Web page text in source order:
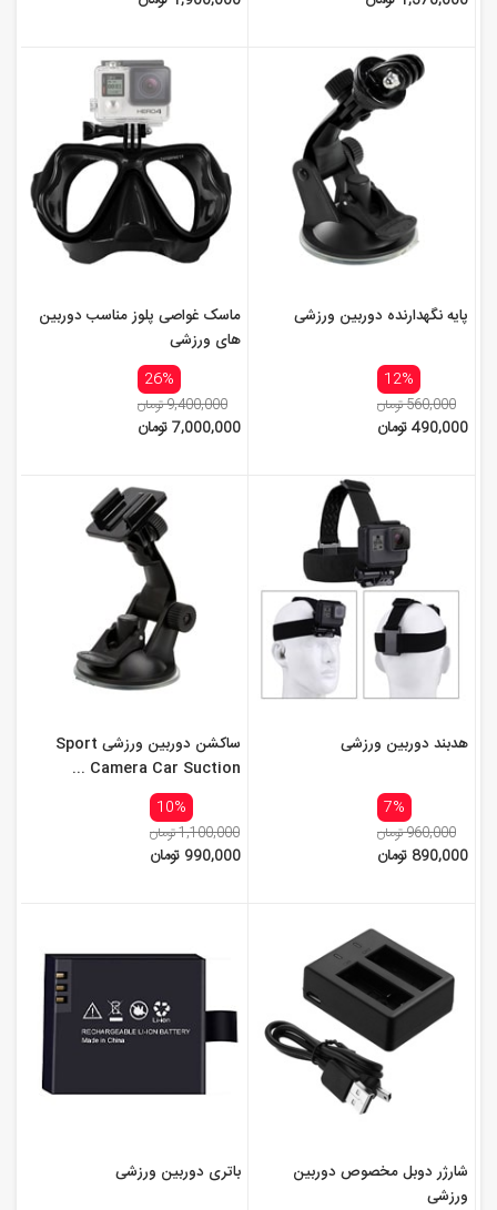
پایه نگهدارنده دوربین ورزشی
12%
560,000 تومان
490,000 تومان
ماسک غواصی پلوز مناسب دوربین
های ورزشی
26%
9,400,000 تومان
7,000,000 تومان
هدبند دوربین ورزشی
7%
960,000 تومان
890,000 تومان
ساکشن دوربین ورزشی Sport
Camera Car Suction ...
10%
1,100,000 تومان
990,000 تومان
شارژر دوبل مخصوص دوربین
ورزشی
باتری دوربین ورزشی